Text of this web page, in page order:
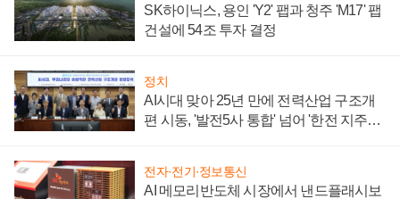
SK하이닉스, 용인 'Y2' 팹과 청주 'M17' 팹
건설에 54조 투자 결정
정치
AI시대 맞아 25년 만에 전력산업 구조개
편 시동, '발전5사 통합' 넘어 '한전 지주사'
전자·전기·정보통신
AI 메모리반도체 시장에서 낸드플래시보